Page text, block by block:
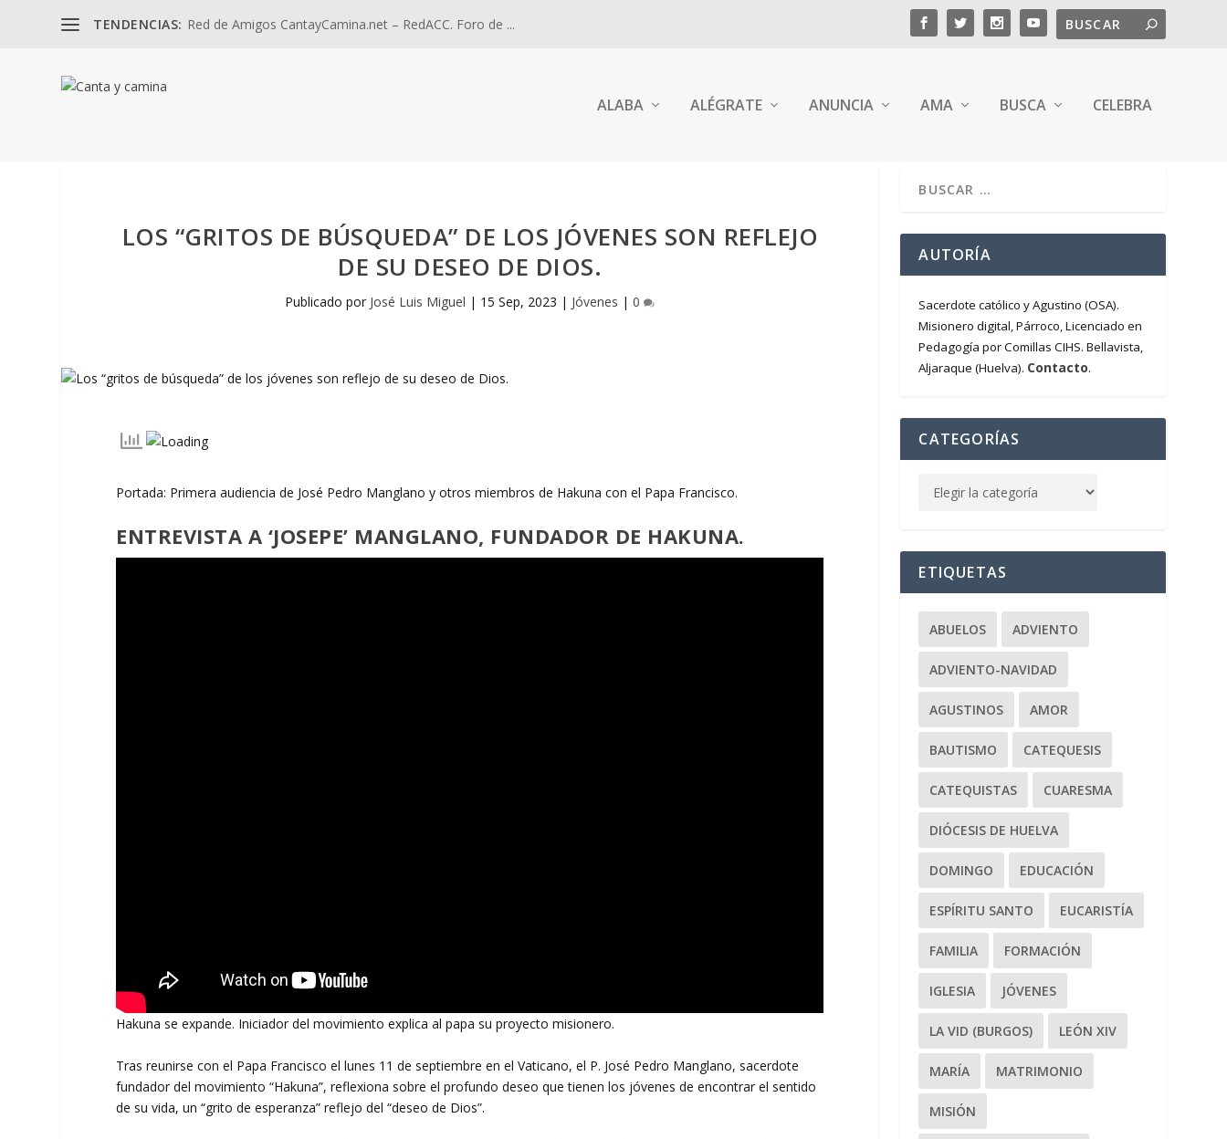
TENDENCIAS: Red de Amigos CantayCamina.net – RedACC. Foro de ...
ALABA ALÉGRATE ANUNCIA AMA BUSCA CELEBRA
LOS “GRITOS DE BÚSQUEDA” DE LOS JÓVENES SON REFLEJO
DE SU DESEO DE DIOS.
Publicado por José Luis Miguel | 15 Sep, 2023 | Jóvenes |0
Portada: Primera audiencia de José Pedro Manglano y otros miembros de Hakuna con el Papa Francisco.
ENTREVISTA A ‘JOSEPE’ MANGLANO, FUNDADOR DE HAKUNA.
Hakuna se expande. Iniciador del movimiento explica al papa su proyecto misionero.
Tras reunirse con el Papa Francisco el lunes 11 de septiembre en el Vaticano, el P. José Pedro Manglano, sacerdote
fundador del movimiento “Hakuna”, reflexiona sobre el profundo deseo que tienen los jóvenes de encontrar el sentido
de su vida, un “grito de esperanza” reflejo del “deseo de Dios”.
AUTORÍA
Sacerdote católico y Agustino (OSA).
Misionero digital, Párroco, Licenciado en
Pedagogía por Comillas CIHS. Bellavista,
Aljaraque (Huelva). Contacto.
CATEGORÍAS
ETIQUETAS
ABUELOS ADVIENTO
ADVIENTO-NAVIDAD
AGUSTINOS AMOR
BAUTISMO CATEQUESIS
CATEQUISTAS CUARESMA
DIÓCESIS DE HUELVA
DOMINGO EDUCACIÓN
ESPÍRITU SANTO EUCARISTÍA
FAMILIA FORMACIÓN
IGLESIA JÓVENES
LA VID (BURGOS) LEÓN XIV
MARÍA MATRIMONIO
MISIÓN